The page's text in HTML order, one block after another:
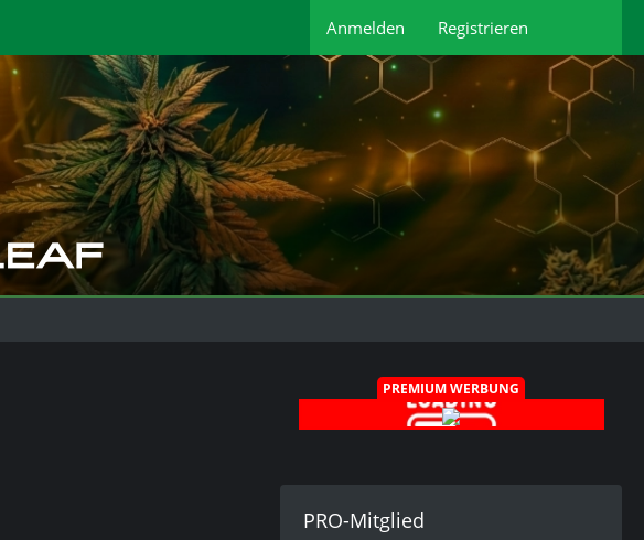
Anmelden Registrieren
PREMIUM WERBUNG
PRO-Mitglied